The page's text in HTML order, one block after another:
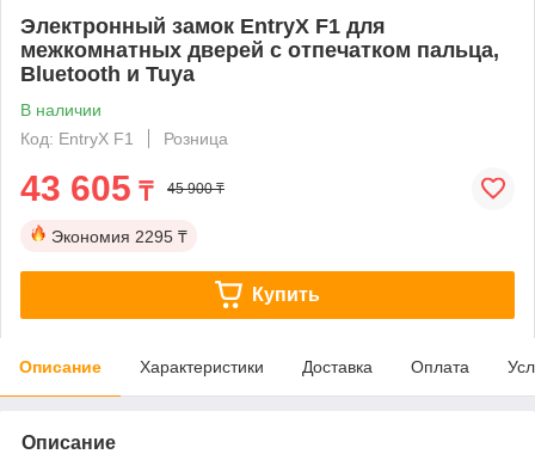
Электронный замок EntryX F1 для
межкомнатных дверей с отпечатком пальца,
Bluetooth и Tuya
В наличии
Код: EntryX F1
Розница
43 605 ₸ 45 900 ₸
Экономия 2295 ₸
Купить
Описание Характеристики Доставка Оплата
Описание